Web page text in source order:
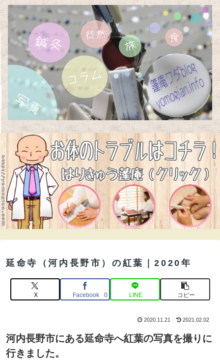
延命寺（河内長野市）の紅葉｜2020年
X Facebook 0 LINE コピー
2020.11.21 2021.02.02
河内長野市にある延命寺へ紅葉の写真を撮りに
行きました。